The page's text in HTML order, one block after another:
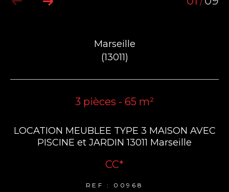
/
Marseille
(13011)
3 pièces - 65 m²
LOCATION MEUBLEE TYPE 3 MAISON AVEC
PISCINE et JARDIN 13011 Marseille
CC*
REF : 00968